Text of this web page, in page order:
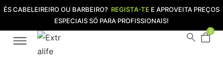
ÉS CABELEIREIRO OU BARBEIRO? REGISTA-TE E APROVEITA PREÇOS
ESPECIAIS SÓ PARA PROFISSIONAIS!
0